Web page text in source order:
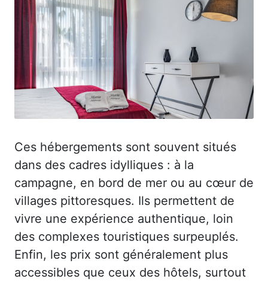
Ces hébergements sont souvent situés
dans des cadres idylliques : à la
campagne, en bord de mer ou au cœur de
villages pittoresques. Ils permettent de
vivre une expérience authentique, loin
des complexes touristiques surpeuplés.
Enfin, les prix sont généralement plus
accessibles que ceux des hôtels, surtout